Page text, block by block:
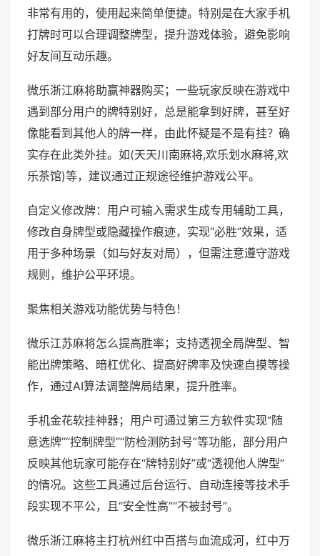
非常有用的，使用起来简单便捷。特别是在大家手机
打牌时可以合理调整牌型，提升游戏体验，避免影响
好友间互动乐趣。
微乐浙江麻将助赢神器购买；一些玩家反映在游戏中
遇到部分用户的牌特别好，总是能拿到好牌，甚至好
像能看到其他人的牌一样，由此怀疑是不是有挂？确
实存在此类外挂。如(天天川南麻将,欢乐划水麻将,欢
乐茶馆)等，建议通过正规途径维护游戏公平。
自定义修改牌：用户可输入需求生成专用辅助工具，
修改自身牌型或隐藏操作痕迹，实现“必胜”效果，适
用于多种场景（如与好友对局），但需注意遵守游戏
规则，维护公平环境。
聚焦相关游戏功能优势与特色！
微乐江苏麻将怎么提高胜率；支持透视全局牌型、智
能出牌策略、暗杠优化、提高好牌率及快速自摸等操
作，通过AI算法调整牌局结果，提升胜率。
手机金花软挂神器；用户可通过第三方软件实现“随
意选牌”“控制牌型”“防检测防封号”等功能，部分用户
反映其他玩家可能存在“牌特别好”或“透视他人牌型”
的情况。这些工具通过后台运行、自动连接等技术手
段实现不平公，且“安全性高”“不被封号”。
微乐浙江麻将主打杭州红中百搭与血流成河，红中万